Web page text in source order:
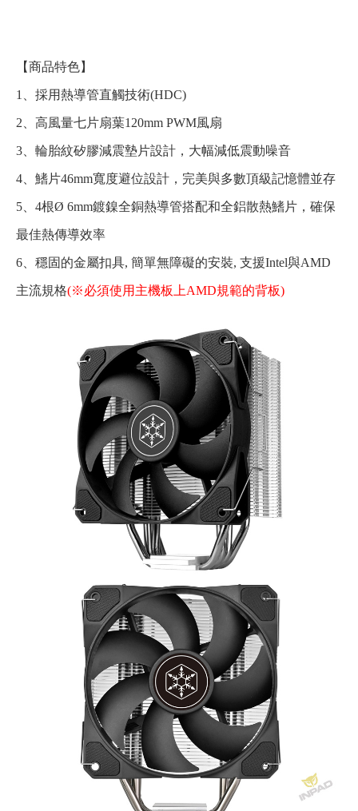
【商品特色】
1、採用熱導管直觸技術(HDC)
2、高風量七片扇葉120mm PWM風扇
3、輪胎紋矽膠減震墊片設計，大幅減低震動噪音
4、鰭片46mm寬度避位設計，完美與多數頂級記憶體並存
5、4根Ø 6mm鍍鎳全銅熱導管搭配和全鋁散熱鰭片，確保
最佳熱傳導效率
6、穩固的金屬扣具, 簡單無障礙的安裝, 支援Intel與AMD
主流規格(※必須使用主機板上AMD規範的背板)